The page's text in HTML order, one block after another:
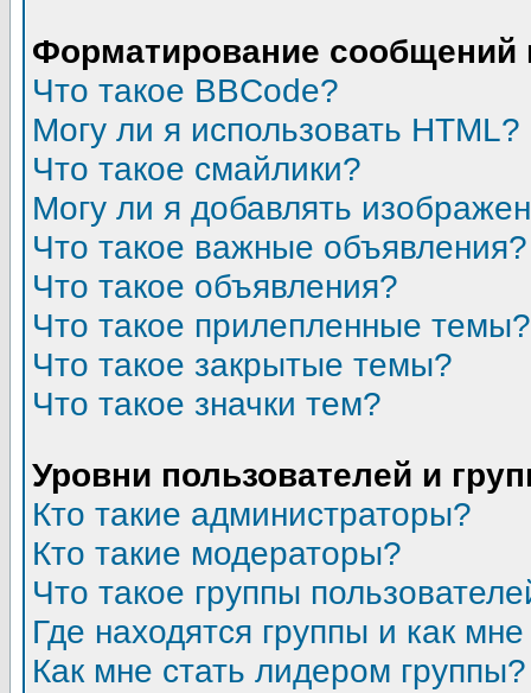
Форматирование
Что такое BBCode?
Могу ли я использовать HTML?
Что такое смайлики?
Могу ли я добавлять
Что такое важные объявления?
Что такое объявления?
Что такое прилепленные темы?
Что такое закрытые темы?
Что такое значки тем?
Уровни пользователей и
Кто такие администраторы?
Кто такие модераторы?
Что такое группы
Где находятся группы и как
Как мне стать лидером группы?